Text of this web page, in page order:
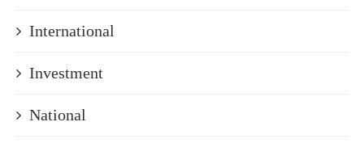
International
Investment
National